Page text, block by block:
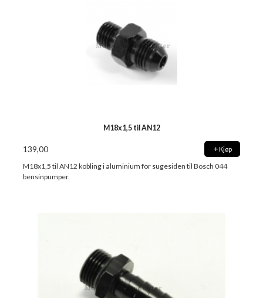
M18x1,5 til AN12
139,00 Kjøp
M18x1,5 til AN12 kobling i aluminium for sugesiden til Bosch 044
bensinpumper.